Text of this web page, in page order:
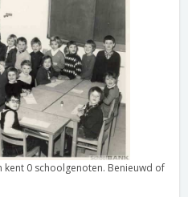
0 schoolgenoten. Benieuwd of